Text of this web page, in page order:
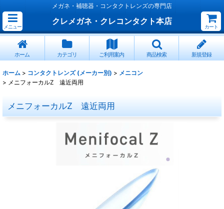
メガネ・補聴器・コンタクトレンズの専門店
メニュー
クレメガネ・クレコンタクト本店
カート
ホーム カテゴリ ご利用案内 商品検索 新規登録
ホーム > コンタクトレンズ (メーカー別) > メニコン
> メニフォーカルZ 遠近両用
メニフォーカルZ 遠近両用